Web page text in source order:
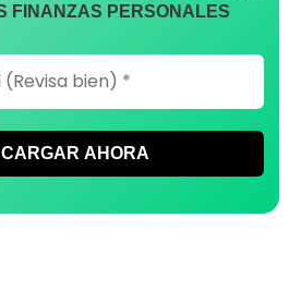
FINANZAS PERSONALES